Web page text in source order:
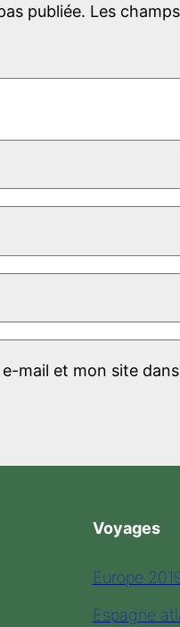
publiée. Les
mail et mon site
Voyages
Europe
Espagne